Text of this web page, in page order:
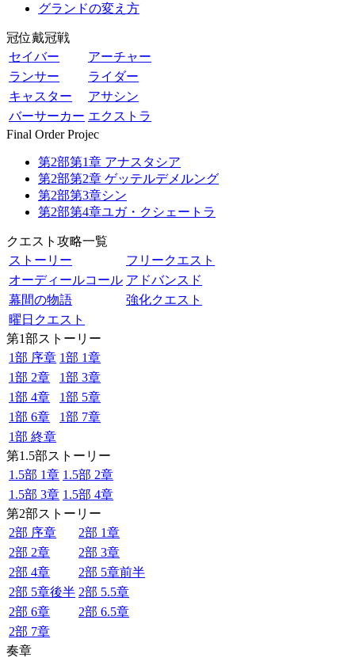
グランドの変え方
冠位戴冠戦
セイバー
アーチャー
ランサー
ライダー
キャスター
アサシン
バーサーカー エクストラ
Final Order Projec
第2部第1章 アナスタシア
第2部第2章 ゲッテルデメルング
第2部第3章シン
第2部第4章ユガ・クシェートラ
クエスト攻略一覧
ストーリー
フリークエスト
オーディールコール アドバンスド
幕間の物語
強化クエスト
曜日クエスト
第1部ストーリー
1部 序章 1部 1章
1部 2章
1部 3章
1部 4章
1部 5章
1部 6章
1部 7章
1部 終章
第1.5部ストーリー
1.5部 1章 1.5部 2章
1.5部 3章 1.5部 4章
第2部ストーリー
2部 序章
2部 1章
2部 2章
2部 3章
2部 4章
2部 5章前半
2部 5章後半 2部 5.5章
2部 6章
2部 6.5章
2部 7章
奏章